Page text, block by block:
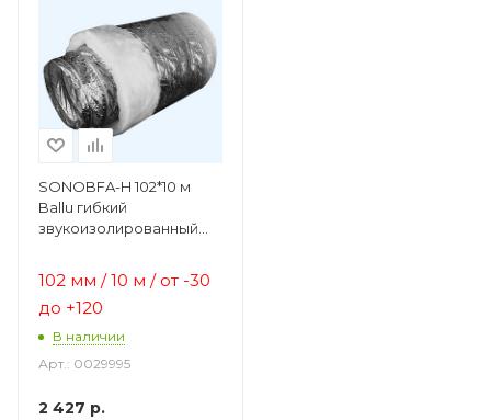
SONOBFA-H 102*10 м
Ballu гибкий
звукоизолированный
металлизированной
полиэфирной ленты
102 мм / 10 м / от -30
до +120
В наличии
Арт.: 0029995
2 427 р.